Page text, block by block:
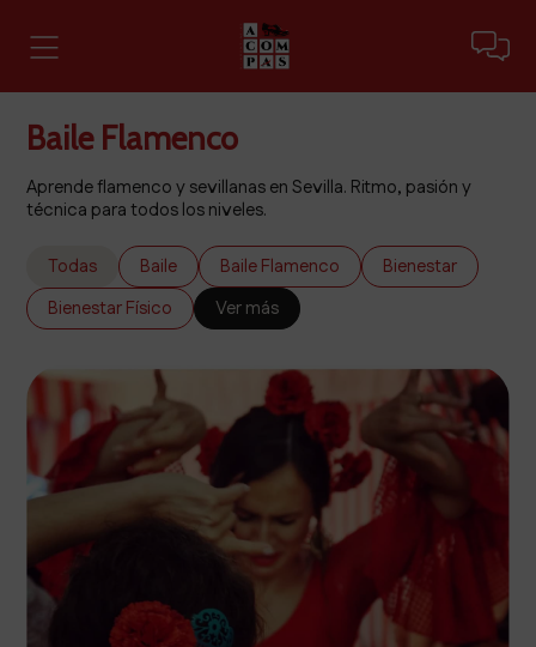
Baile Flamenco
Aprende flamenco y sevillanas en Sevilla. Ritmo, pasión y
técnica para todos los niveles.
Todas Baile Baile Flamenco
Bienestar
Bienestar Físico
Ver más